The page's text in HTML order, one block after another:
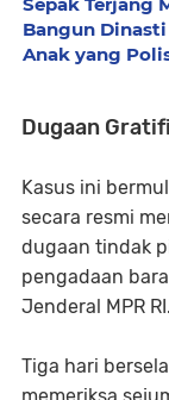
Bangun
Anak yang
Dugaan
Kasus ini
secara resmi
dugaan tindak
pengadaan
Jenderal MPR RI.
Tiga hari